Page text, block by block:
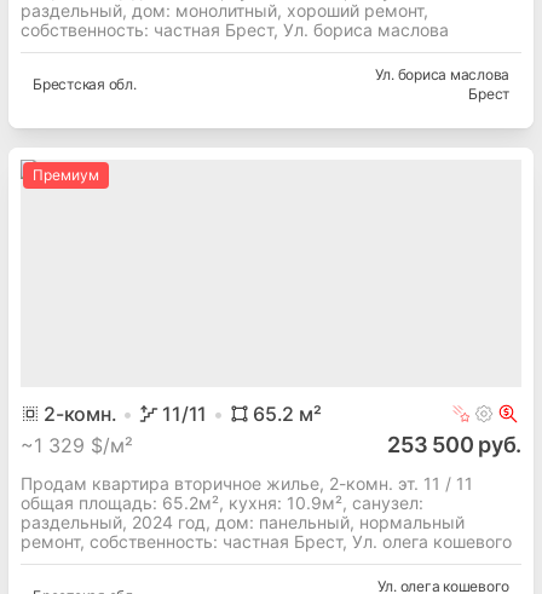
раздельный, дом: монолитный, хороший ремонт,
собственность: частная Брест, Ул. бориса маслова
Брестская обл.
Ул. бориса маслова
Брест
Премиум
2-комн. 11/11 65.2 м²
~1 329 $/м² 253 500 руб.
Продам квартира вторичное жилье, 2-комн. эт. 11 / 11
общая площадь: 65.2м², кухня: 10.9м², cанузел:
раздельный, 2024 год, дом: панельный, нормальный
ремонт, собственность: частная Брест, Ул. олега кошевого
Ул. олега кошевого